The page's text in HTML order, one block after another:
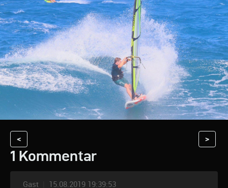
< >
1 Kommentar
Gast 15.08.2019 19:39:53